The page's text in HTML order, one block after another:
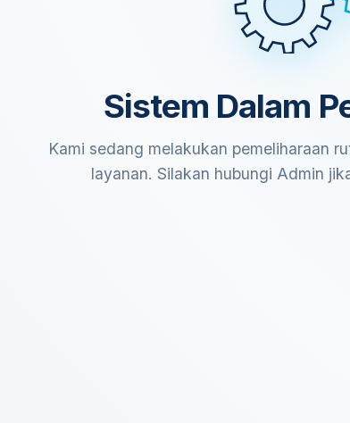
Sistem Dalam
Kami sedang melakukan pemeliharaan
layanan. Silakan hubungi Admin